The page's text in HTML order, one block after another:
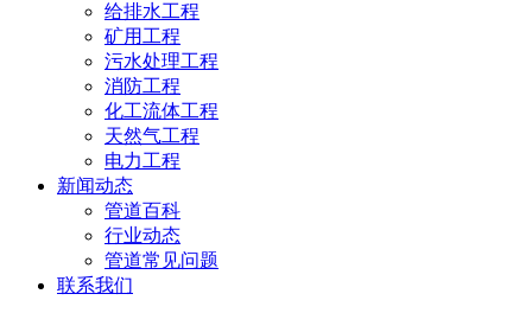
给排水工程
矿用工程
污水处理工程
消防工程
化工流体工程
天然气工程
电力工程
新闻动态
管道百科
行业动态
管道常见问题
联系我们